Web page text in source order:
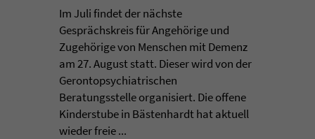
Im Juli findet der nächste
Gesprächskreis für Angehörige und
Zugehörige von Menschen mit Demenz
am 27. August statt. Dieser wird von der
Gerontopsychiatrischen
Beratungsstelle organisiert. Die offene
Kinderstube in Bästenhardt hat aktuell
wieder freie ...